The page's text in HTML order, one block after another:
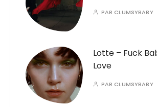
PAR CLUMSYBABY
Lotte – Fuck
Love
PAR CLUMSYBABY